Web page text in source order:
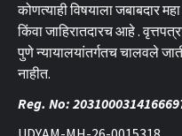
कोणत्याही विषयाला जबाबदार
किंवा जाहिरातदारच आहे .
पुणे न्यायालयांतर्गतच चालवले
नाहीत.
Reg. No: